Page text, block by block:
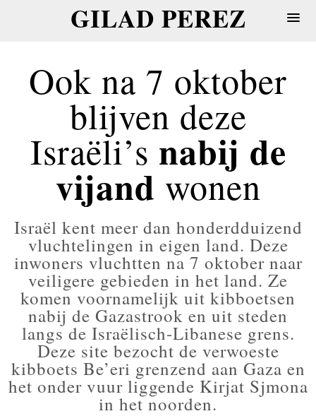
GILAD PEREZ
Ook na 7 oktober
blijven deze
Israëli’s nabij de
vijand wonen
Israël kent meer dan honderdduizend
vluchtelingen in eigen land. Deze
inwoners vluchtten na 7 oktober naar
veiligere gebieden in het land. Ze
komen voornamelijk uit kibboetsen
nabij de Gazastrook en uit steden
langs de Israëlisch-Libanese grens.
Deze site bezocht de verwoeste
kibboets Be’eri grenzend aan Gaza en
het onder vuur liggende Kirjat Sjmona
in het noorden.